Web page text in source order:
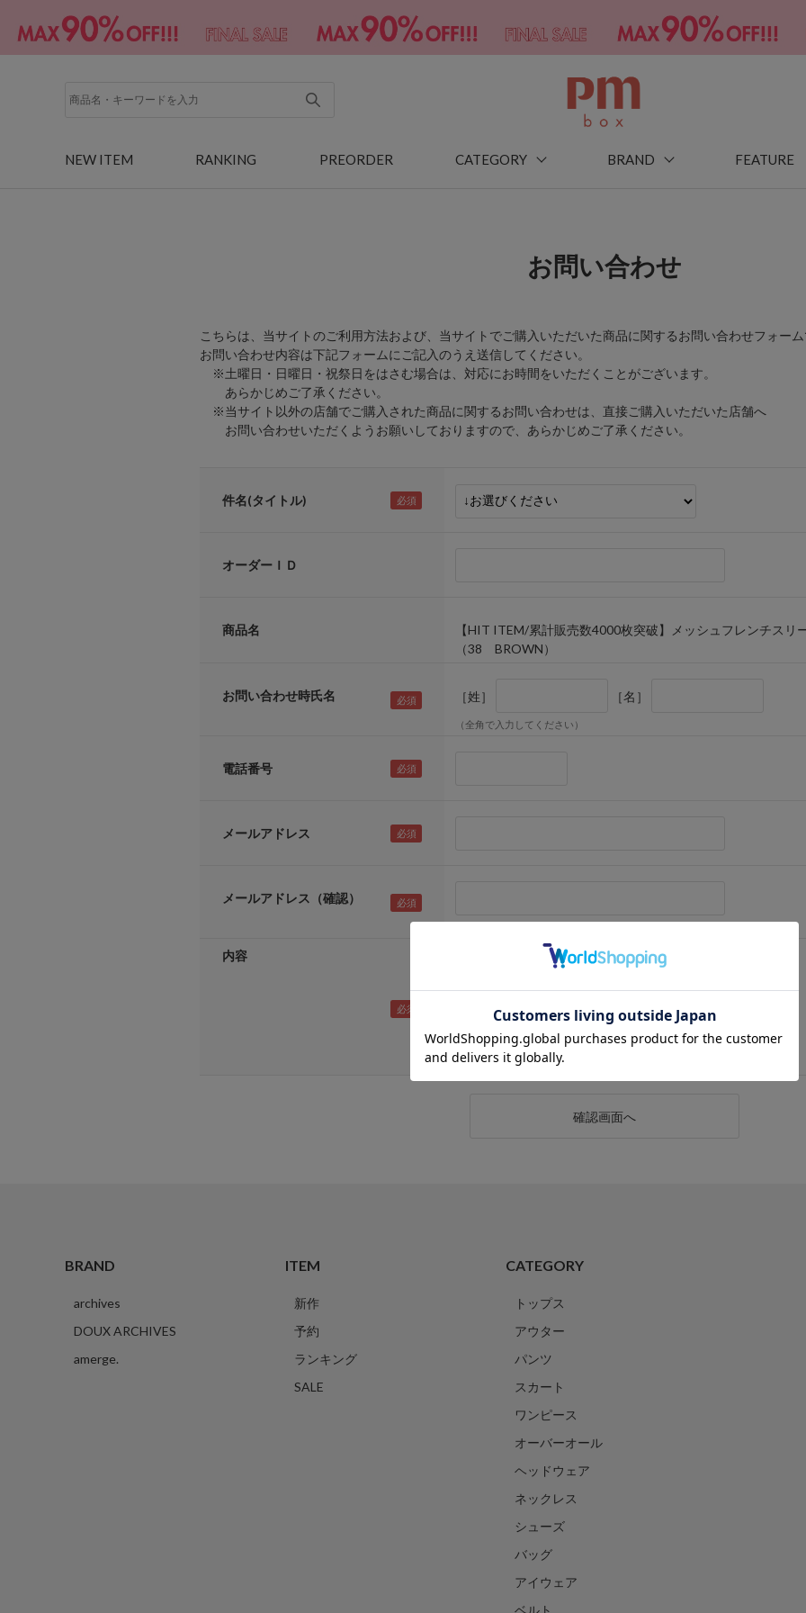
NEW ITEM RANKING PREORDER CATEGORY BRAND FEATURE
お問い合わせ
こちらは、当サイトのご利用方法および、当サイトでご購入いただいた商品に関するお問い合わせフォーム
お問い合わせ内容は下記フォームにご記入のうえ送信してください。
※土曜日・日曜日・祝祭日をはさむ場合は、対応にお時間をいただくことがございます。
あらかじめご了承ください。
※当サイト以外の店舗でご購入された商品に関するお問い合わせは、直接ご購入いただいた店舗へ
お問い合わせいただくようお願いしておりますので、あらかじめご了承ください。
件名(タイトル)
オーダーＩＤ
商品名
【HIT ITEM/累計販売数4000枚突破】メッシュフレンチスリ
（38 BROWN）
お問い合わせ時氏名 ［姓］ ［名］
（全角で入力してください）
電話番号
メールアドレス
メールアドレス（確認）
内容
BRAND
archives
DOUX ARCHIVES
amerge.
ITEM
新作
予約
ランキング
SALE
CATEGORY
トップス
アウター
パンツ
スカート
ワンピース
オーバーオール
ヘッドウェア
ネックレス
シューズ
バッグ
アイウェア
ベルト